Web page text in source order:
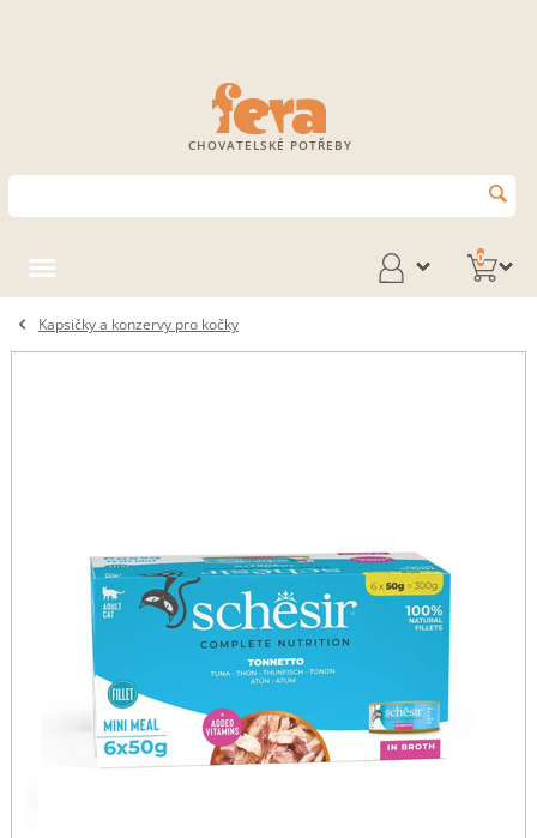
CHOVATELSKÉ POTŘEBY
0
Kapsičky a konzervy pro kočky